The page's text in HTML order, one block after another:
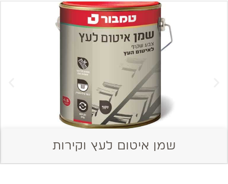
שמן איטום לעץ וקירות